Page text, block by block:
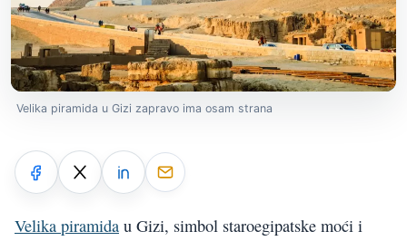
Velika piramida u Gizi zapravo ima osam strana
Velika piramida u Gizi, simbol staroegipatske moći i